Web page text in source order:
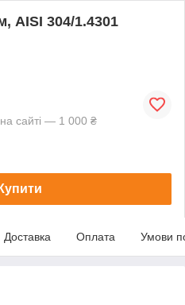
AISI 304/1.4301
сайті — 1 000 ₴
Купити
Доставка Оплата Умови